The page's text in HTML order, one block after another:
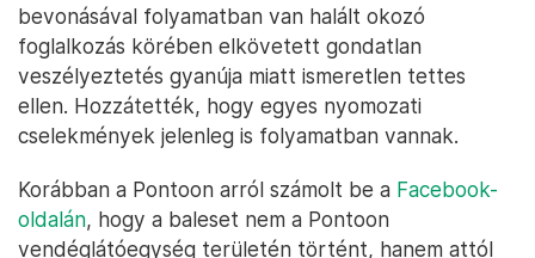
bevonásával folyamatban van halált okozó
foglalkozás körében elkövetett gondatlan
veszélyeztetés gyanúja miatt ismeretlen tettes
ellen. Hozzátették, hogy egyes nyomozati
cselekmények jelenleg is folyamatban vannak.
Korábban a Pontoon arról számolt be a Facebook-
oldalán, hogy a baleset nem a Pontoon
vendéglátóegység területén történt, hanem attól